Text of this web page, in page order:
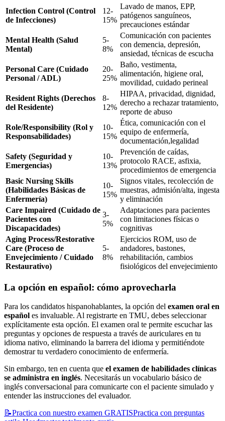
Infection Control (Control
de Infecciones)
12-
15%
Lavado de manos, EPP,
patógenos sanguíneos,
precauciones estándar
Mental Health (Salud
Mental)
5-
8%
Comunicación con pacientes
con demencia, depresión,
ansiedad, técnicas de escucha
Personal Care (Cuidado
Personal / ADL)
20-
25%
Baño, vestimenta,
alimentación, higiene oral,
movilidad, cuidado perineal
Resident Rights (Derechos
del Residente)
8-
12%
HIPAA, privacidad, dignidad,
derecho a rechazar tratamiento,
reporte de abuso
Role/Responsibility (Rol y
Responsabilidades)
10-
15%
Ética, comunicación con el
equipo de enfermería,
documentación,legalidad
Safety (Seguridad y
Emergencias)
10-
13%
Prevención de caídas,
protocolo RACE, asfixia,
procedimientos de emergencia
Basic Nursing Skills
(Habilidades Básicas de
Enfermería)
10-
15%
Signos vitales, recolección de
muestras, admisión/alta, ingesta
y eliminación
Care Impaired (Cuidado de
Pacientes con
Discapacidades)
3-
5%
Adaptaciones para pacientes
con limitaciones físicas o
cognitivas
Aging Process/Restorative
Care (Proceso de
Envejecimiento / Cuidado
Restaurativo)
5-
8%
Ejercicios ROM, uso de
andadores, bastones,
rehabilitación, cambios
fisiológicos del envejecimiento
La opción en español: cómo aprovecharla
Para los candidatos hispanohablantes, la opción del examen oral en
español es invaluable. Al registrarte en TMU, debes seleccionar
explícitamente esta opción. El examen oral te permite escuchar las
preguntas y opciones de respuesta a través de auriculares en tu
idioma nativo, eliminando la barrera del idioma y permitiéndote
demostrar tu verdadero conocimiento de enfermería.
Sin embargo, ten en cuenta que el examen de habilidades clínicas
se administra en inglés. Necesitarás un vocabulario básico de
inglés conversacional para comunicarte con el paciente simulado y
entender las instrucciones del evaluador.
📝Practica con nuestro examen GRATISPractica con preguntas